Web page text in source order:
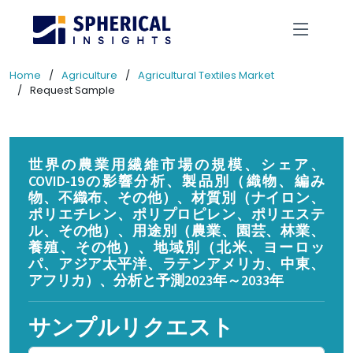
Home Agriculture
Agricultural Textiles Market
Request Sample
世界の農業用繊維市場の規模、シェア、
COVID-19の影響分析、製品別（織物、編み
物、不織布、その他）、材質別（ナイロン、
ポリエチレン、ポリプロピレン、ポリエステ
ル、その他）、用途別（農業、園芸、林業、
養殖、その他）、地域別（北米、ヨーロッ
パ、アジア太平洋、ラテンアメリカ、中東、
アフリカ）、分析と予測2023年～2033年
サンプルリクエスト